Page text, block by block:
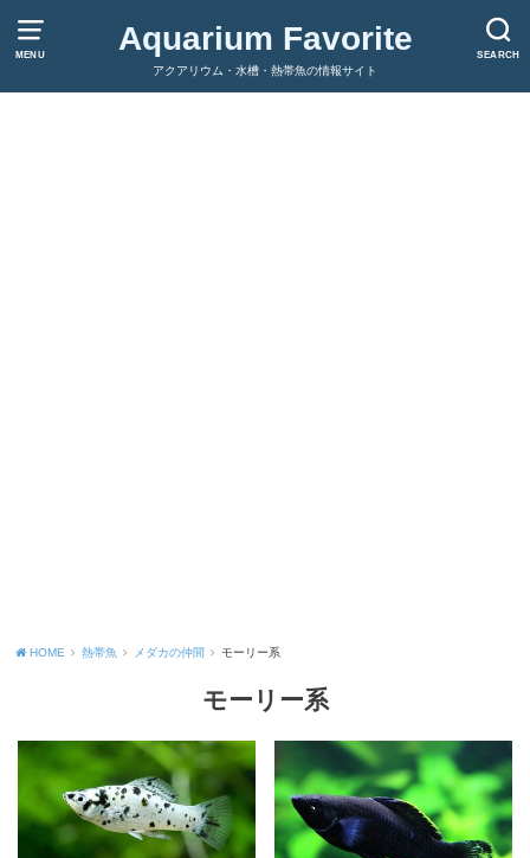
MENU SEARCH
Aquarium Favorite
アクアリウム・水槽・熱帯魚の情報サイト
HOME 熱帯魚 メダカの仲間 モーリー系
モーリー系